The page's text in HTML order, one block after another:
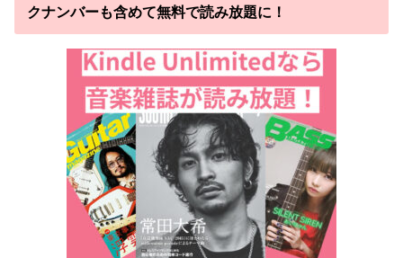
クナンバーも含めて無料で読み放題に！